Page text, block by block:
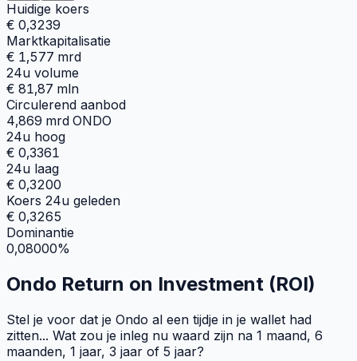
Huidige koers
€ 0,3239
Marktkapitalisatie
€ 1,577 mrd
24u volume
€ 81,87 mln
Circulerend aanbod
4,869 mrd ONDO
24u hoog
€ 0,3361
24u laag
€ 0,3200
Koers 24u geleden
€ 0,3265
Dominantie
0,08000%
Ondo Return on Investment (ROI)
Stel je voor dat je Ondo al een tijdje in je wallet had
zitten... Wat zou je inleg nu waard zijn na 1 maand, 6
maanden, 1 jaar, 3 jaar of 5 jaar?